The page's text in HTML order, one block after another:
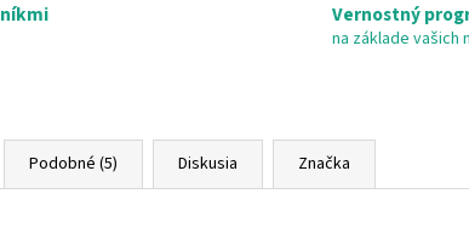
Vernostný
na základe vašich
Podobné (5) Diskusia Značka